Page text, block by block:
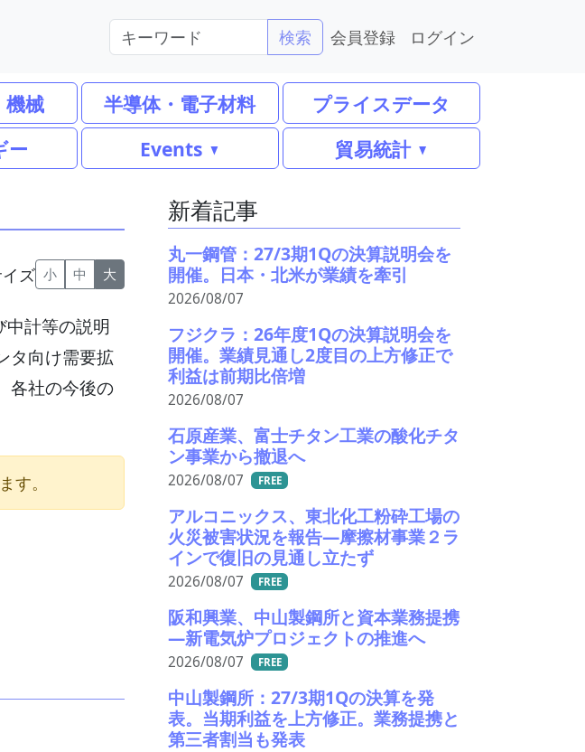
検索 会員登録 ログイン
機械 半導体・電子材料
プライスデータ
ー Events 貿易統計
ズ 小 中 大
中計等の説明
タ向け需要拡
各社の今後の
す。
新着記事
丸一鋼管：27/3期1Qの決算説明会を
開催。日本・北米が業績を牽引
2026/08/07
フジクラ：26年度1Qの決算説明会を
開催。業績見通し2度目の上方修正で
利益は前期比倍増
2026/08/07
石原産業、富士チタン工業の酸化チタ
ン事業から撤退へ
2026/08/07 FREE
アルコニックス、東北化工粉砕工場の
火災被害状況を報告―摩擦材事業２ラ
インで復旧の見通し立たず
2026/08/07 FREE
阪和興業、中山製鋼所と資本業務提携
―新電気炉プロジェクトの推進へ
2026/08/07 FREE
中山製鋼所：27/3期1Qの決算を発
表。当期利益を上方修正。業務提携と
第三者割当も発表